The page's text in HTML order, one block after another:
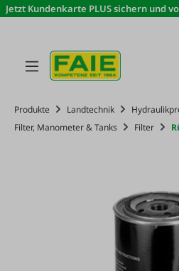
Zum Hauptinhalt springen
Jetzt Kundenkarte PLUS sichern und
Produkte Landtechnik
Filter, Manometer & Tanks
Filter